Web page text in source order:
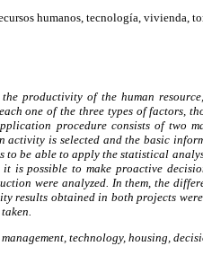
humanos, tecnología, vivienda,
productivity of the human
one of the three types of factors,
procedure consists of two
activity is selected and the basic
be able to apply the statistical
is possible to make proactive
were analyzed. In them, the
results obtained in both projects
technology, housing,